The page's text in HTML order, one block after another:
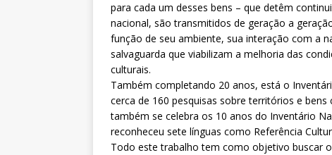
para cada um desses bens – que detêm
nacional, são transmitidos de geração a
função de seu ambiente, sua interação com a
salvaguarda que viabilizam a melhoria das
culturais.
Também completando 20 anos, está o
cerca de 160 pesquisas sobre territórios e
também se celebra os 10 anos do Inventário
reconheceu sete línguas como Referência
Todo este trabalho tem como objetivo buscar